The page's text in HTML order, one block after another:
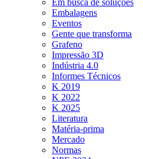
Em busca de soluções
Embalagens
Eventos
Gente que transforma
Grafeno
Impressão 3D
Indústria 4.0
Informes Técnicos
K 2019
K 2022
K 2025
Literatura
Matéria-prima
Mercado
Normas